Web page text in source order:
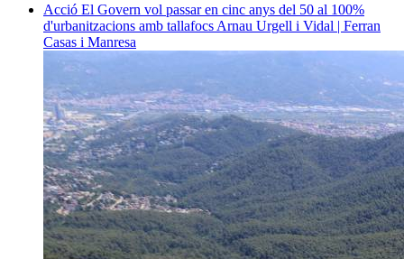
Acció El Govern vol passar en cinc anys del 50 al 100%
d'urbanitzacions amb tallafocs Arnau Urgell i Vidal | Ferran
Casas i Manresa